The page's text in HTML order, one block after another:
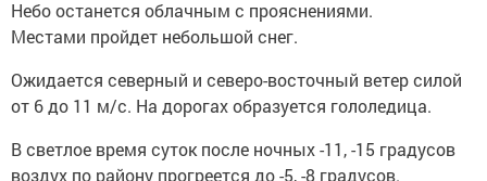
Небо останется облачным с прояснениями.
Местами пройдет небольшой снег.
Ожидается северный и северо-восточный ветер силой
от 6 до 11 м/с. На дорогах образуется гололедица.
В светлое время суток после ночных -11, -15 градусов
воздух по району прогреется до -5, -8 градусов.